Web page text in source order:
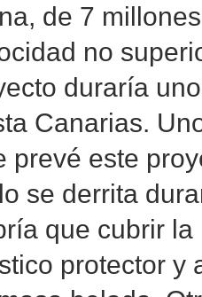
de 7
no
duraría
Canarias.
prevé este
se derrita
que cubrir
protector y